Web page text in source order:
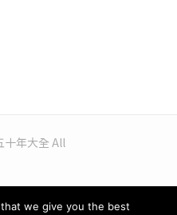
年大全 All
we give you the best